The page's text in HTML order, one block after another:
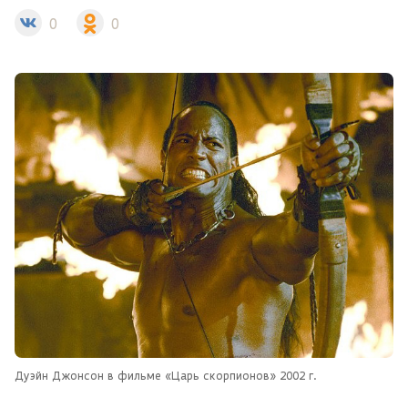
0 0
Дуэйн Джонсон в фильме «Царь скорпионов» 2002 г.